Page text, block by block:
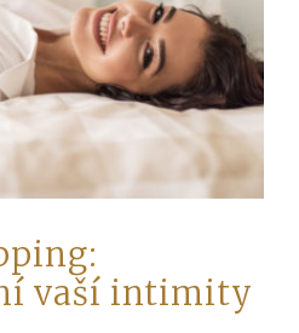
vaší intimity